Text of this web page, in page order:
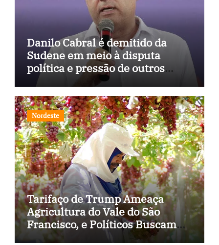
Danilo Cabral é demitido da
Sudene em meio à disputa
política e pressão de outros
estados
Nordeste
Tarifaço de Trump Ameaça
Agricultura do Vale do São
Francisco, e Políticos Buscam
Soluções